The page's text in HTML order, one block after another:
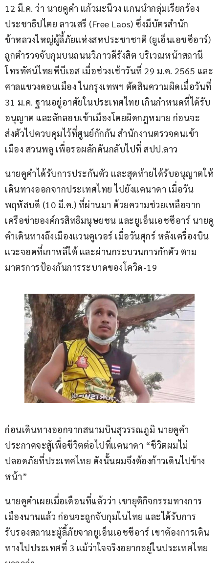
12 มี.ค. ว่า นายคูคำ แก้วมะนีวง แกนนำกลุ่มเรียกร้อง
ประชาธิปไตย ลาวเสรี (Free Laos) ซึ่งมีบัตรสำนัก
ข้าหลวงใหญ่ผู้ลี้ภัยแห่งสหประชาชาติ (ยูเอ็นเอชซีอาร์)
ถูกตำรวจจับกุมบนถนนวิภาวดีรังสิต บริเวณหน้าสถานี
โทรทัศน์ไทยพีบีเอส เมื่อช่วงเช้าวันที่ 29 ม.ค. 2565 และ
ศาลแขวงดอนเมือง ในกรุงเทพฯ ตัดสินความผิดเมื่อวันที่
31 ม.ค. ฐานอยู่อาศัยในประเทศไทย เกินกำหนดที่ได้รับ
อนุญาต และลักลอบเข้าเมืองโดยผิดกฎหมาย ก่อนจะ
ส่งตัวไปควบคุมไว้ที่ศูนย์กักกัน สำนักงานตรวจคนเข้า
เมือง สวนพลู เพื่อรอผลักดันกลับไปที่ สปป.ลาว
นายคูคำได้รับการประกันตัว และสุดท้ายได้รับอนุญาตให้
เดินทางออกจากประเทศไทย ไปยังแคนาดา เมื่อวัน
พฤหัสบดี (10 มี.ค.) ที่ผ่านมา ด้วยความช่วยเหลือจาก
เครือข่ายองค์กรสิทธิมนุษยชน และยูเอ็นเอชซีอาร์ นายคู
คำเดินทางถึงเมืองแวนคูเวอร์ เมื่อวันศุกร์ หลังเครื่องบิน
แวะจอดที่เกาหลีใต้ และผ่านกระบวนการกักตัว ตาม
มาตรการป้องกันการระบาดของโควิด-19
ก่อนเดินทางออกจากสนามบินสุวรรณภูมิ นายคูคำ
ประกาศจะสู้เพื่อชีวิตต่อไปที่แคนาดา “ชีวิตผมไม่
ปลอดภัยที่ประเทศไทย ดังนั้นผมจึงต้องก้าวเดินไปข้าง
หน้า”
นายคูคำเผยเมื่อเดือนที่แล้วว่า เขายุติกิจกรรมทางการ
เมืองนานแล้ว ก่อนจะถูกจับกุมในไทย และได้รับการ
รับรองสถานะผู้ลี้ภัยจากยูเอ็นเอชซีอาร์ เขาต้องการเดิน
ทางไปประเทศที่ 3 แม้ว่าใจจริงอยากอยู่ในประเทศไทย